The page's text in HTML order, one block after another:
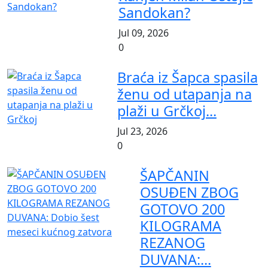
Sandokan?
Jul 09, 2026
0
Braća iz Šapca spasila
ženu od utapanja na
plaži u Grčkoj...
Jul 23, 2026
0
ŠAPČANIN
OSUĐEN ZBOG
GOTOVO 200
KILOGRAMA
REZANOG
DUVANA:...